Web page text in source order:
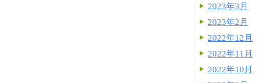
2023年3月
2023年2月
2022年12月
2022年11月
2022年10月